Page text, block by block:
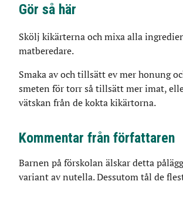
Gör så här
Skölj kikärterna och mixa alla
matberedare.
Smaka av och tillsätt ev mer honung
smeten för torr så tillsätt mer imat,
vätskan från de kokta kikärtorna.
Kommentar från författaren
Barnen på förskolan älskar detta
variant av nutella. Dessutom tål de